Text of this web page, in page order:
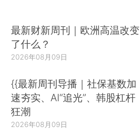
最新财新周刊｜欧洲高温改变
了什么？
2026年08月09日
{{最新周刊导播｜社保基数加
速夯实、AI“追光”、韩股杠杆
狂潮
2026年08月09日